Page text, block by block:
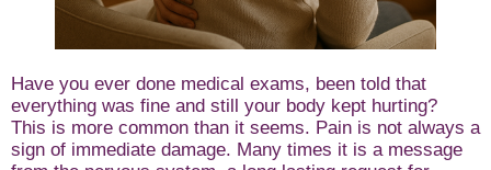
Have you ever done medical exams, been told that
everything was fine and still your body kept hurting?
This is more common than it seems. Pain is not always a
sign of immediate damage. Many times it is a message